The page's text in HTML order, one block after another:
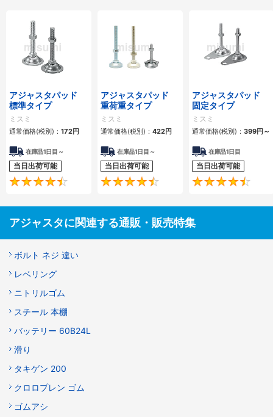
アジャスタパッド
標準タイプ
ミスミ
通常価格(税別)： 172円
在庫品1日目～
当日出荷可能
4.6
アジャスタパッド
重荷重タイプ
ミスミ
通常価格(税別)： 422円
在庫品1日目～
当日出荷可能
4.7
アジャスタパッド
固定タイプ
ミスミ
通常価格(税別)： 399円 ～
在庫品1日目
当日出荷可能
アジャスタに関連する通販・販売特集
ボルト ネジ 違い
レベリング
ニトリルゴム
スチール 本棚
バッテリー 60B24L
滑り
タキゲン 200
クロロプレン ゴム
ゴムアシ